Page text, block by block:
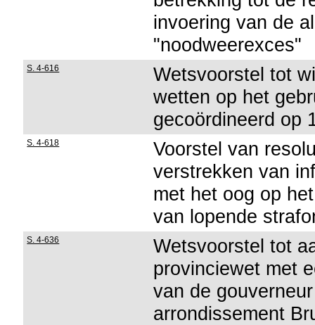
invoering van de
"noodweerexces"
S. 4-616
Wetsvoorstel tot
wetten op het
gecoördineerd op
S. 4-618
Voorstel van
verstrekken van
met het oog op
van lopende
S. 4-636
Wetsvoorstel tot
provinciewet met
van de
arrondissement